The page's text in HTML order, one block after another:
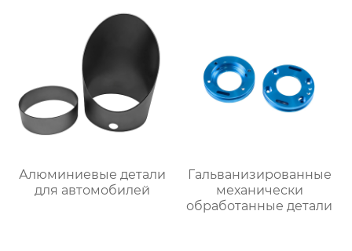
Алюминиевые детали
для автомобилей
Гальванизированные
механически
обработанные детали